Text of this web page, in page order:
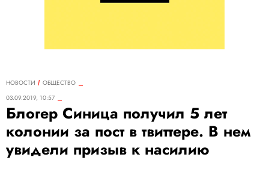
НОВОСТИ
ОБЩЕСТВО
03.09.2019, 10:57
Блогер Синица получил 5 лет
колонии за пост в твиттере. В нем
увидели призыв к насилию